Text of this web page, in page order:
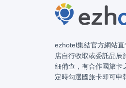
ezhotel集結官方網站
店自行收取或委託品辰
細備查，有合作國旅卡
定時勾選國旅卡即可申